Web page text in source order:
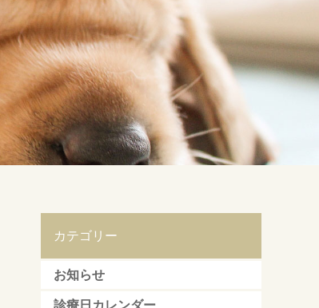
カテゴリー
お知らせ
診療日カレンダー